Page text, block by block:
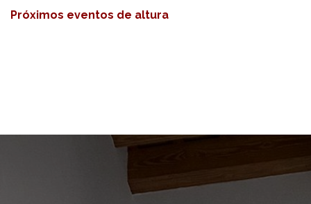
Próximos eventos de altura